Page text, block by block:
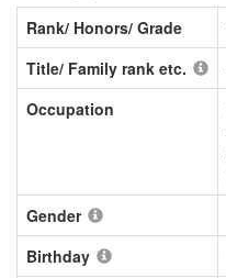
Rank/ Honors/ Grade
Title/ Family rank etc.
Occupation
Gender
Birthday